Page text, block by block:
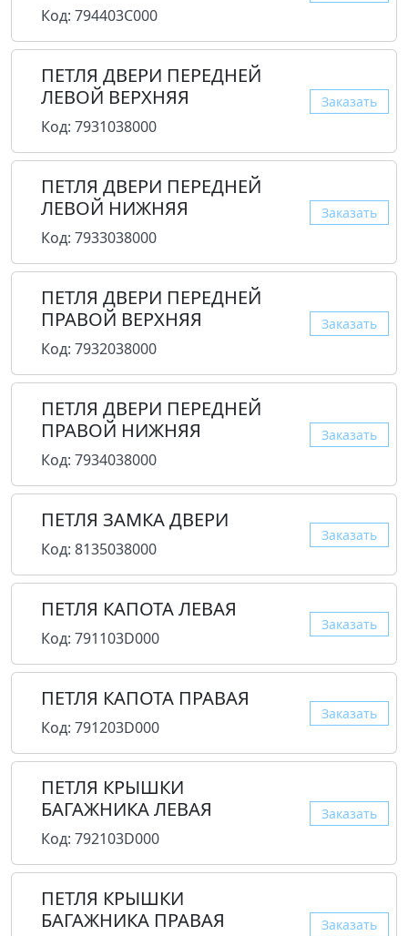
Код: 794403C000
ПЕТЛЯ ДВЕРИ ПЕРЕДНЕЙ
ЛЕВОЙ ВЕРХНЯЯ
Код: 7931038000
Заказать
ПЕТЛЯ ДВЕРИ ПЕРЕДНЕЙ
ЛЕВОЙ НИЖНЯЯ
Код: 7933038000
Заказать
ПЕТЛЯ ДВЕРИ ПЕРЕДНЕЙ
ПРАВОЙ ВЕРХНЯЯ
Код: 7932038000
Заказать
ПЕТЛЯ ДВЕРИ ПЕРЕДНЕЙ
ПРАВОЙ НИЖНЯЯ
Код: 7934038000
Заказать
ПЕТЛЯ ЗАМКА ДВЕРИ
Код: 8135038000
Заказать
ПЕТЛЯ КАПОТА ЛЕВАЯ
Код: 791103D000
Заказать
ПЕТЛЯ КАПОТА ПРАВАЯ
Код: 791203D000
Заказать
ПЕТЛЯ КРЫШКИ
БАГАЖНИКА ЛЕВАЯ
Код: 792103D000
Заказать
ПЕТЛЯ КРЫШКИ
БАГАЖНИКА ПРАВАЯ
Заказать